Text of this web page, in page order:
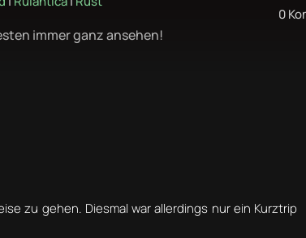
0
immer ganz ansehen!
zu gehen. Diesmal war allerdings nur ein Kurztrip